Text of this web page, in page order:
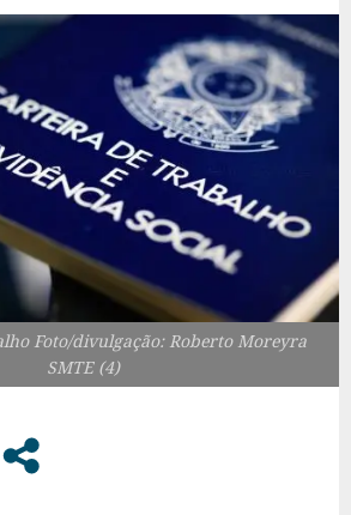
Foto/divulgação: Roberto Moreyra
SMTE (4)